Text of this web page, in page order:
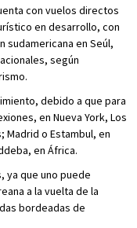
con vuelos directos
en desarrollo, con
sudamericana en Seúl,
según
debido a que para
en Nueva York, Los
Madrid o Estambul, en
en África.
ya que uno puede
a la vuelta de la
bordeadas de